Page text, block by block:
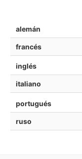
alemán
francés
inglés
italiano
portugués
ruso